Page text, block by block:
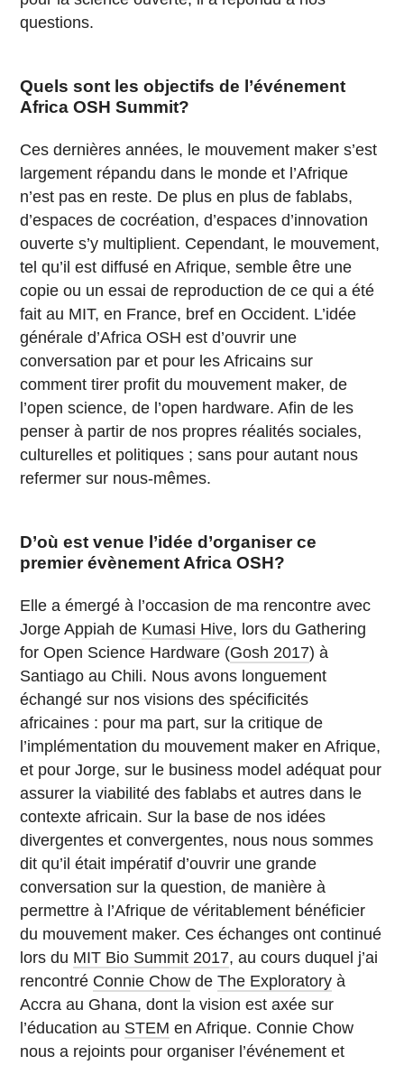
questions.
Quels sont les objectifs de l’événement
Africa OSH Summit?
Ces dernières années, le mouvement maker s’est
largement répandu dans le monde et l’Afrique
n’est pas en reste. De plus en plus de fablabs,
d’espaces de cocréation, d’espaces d’innovation
ouverte s’y multiplient. Cependant, le mouvement,
tel qu’il est diffusé en Afrique, semble être une
copie ou un essai de reproduction de ce qui a été
fait au MIT, en France, bref en Occident. L’idée
générale d’Africa OSH est d’ouvrir une
conversation par et pour les Africains sur
comment tirer profit du mouvement maker, de
l’open science, de l’open hardware. Afin de les
penser à partir de nos propres réalités sociales,
culturelles et politiques ; sans pour autant nous
refermer sur nous-mêmes.
D’où est venue l’idée d’organiser ce
premier évènement Africa OSH?
Elle a émergé à l’occasion de ma rencontre avec
Jorge Appiah de Kumasi Hive, lors du Gathering
for Open Science Hardware (Gosh 2017) à
Santiago au Chili. Nous avons longuement
échangé sur nos visions des spécificités
africaines : pour ma part, sur la critique de
l’implémentation du mouvement maker en Afrique,
et pour Jorge, sur le business model adéquat pour
assurer la viabilité des fablabs et autres dans le
contexte africain. Sur la base de nos idées
divergentes et convergentes, nous nous sommes
dit qu’il était impératif d’ouvrir une grande
conversation sur la question, de manière à
permettre à l’Afrique de véritablement bénéficier
du mouvement maker. Ces échanges ont continué
lors du MIT Bio Summit 2017, au cours duquel j’ai
rencontré Connie Chow deThe Exploratory à
Accra au Ghana, dont la vision est axée sur
l’éducation au STEM en Afrique. Connie Chow
nous a rejoints pour organiser l’événement et